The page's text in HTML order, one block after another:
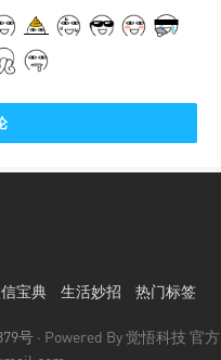
宝典 生活妙招 热门标签
号 · Powered By 觉悟科技 官方